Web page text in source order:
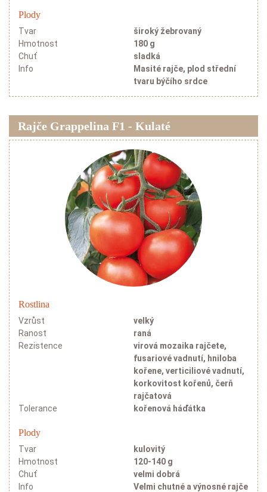
Plody
Tvar
široký žebrovaný
Hmotnost
180 g
Chuť
sladká
Info
Masité rajče, plod střední
tvaru býčího srdce
Rajče Grappelina F1 - Kulaté
Rostlina
Vzrůst
velký
Ranost
raná
Rezistence
virová mozaika rajčete,
fusariové vadnutí, hniloba
kořene, verticiliové vadnutí,
korkovitost kořenů, čerň
rajčatová
Tolerance
kořenová háďátka
Plody
Tvar
kulovitý
Hmotnost
120-140 g
Chuť
velmi dobrá
Info
Velmi chutné a výnosné rajče